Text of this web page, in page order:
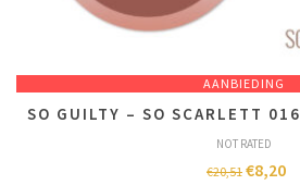
AANBIEDING
SO GUILTY – SO SCARLETT 016
NOT RATED
€20,51 €8,20